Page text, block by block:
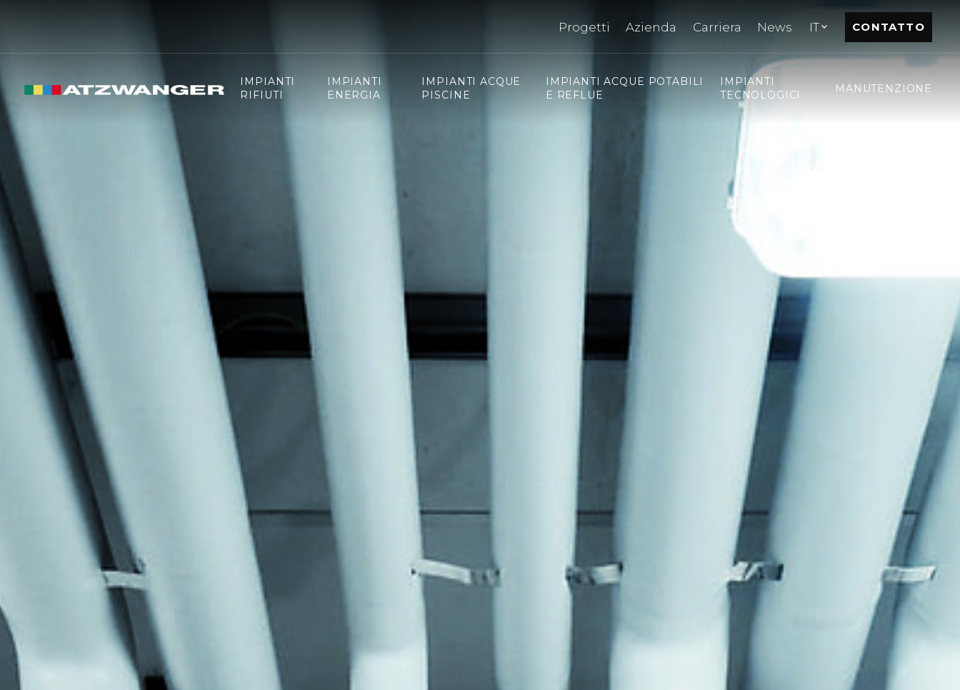
Progetti Azienda Carriera News IT CONTATTO
IMPIANTI
RIFIUTI
IMPIANTI
ENERGIA
IMPIANTI ACQUE
PISCINE
IMPIANTI ACQUE POTABILI
E REFLUE
IMPIANTI
TECNOLOGICI
MANUTENZIONE